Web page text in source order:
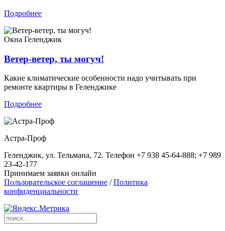
Подробнее
Окна Геленджик
Ветер-ветер, ты могуч!
Какие климатические особенности надо учитывать при
ремонте квартиры в Геленджике
Подробнее
Астра-Проф
Геленджик, ул. Тельмана, 72. Телефон +7 938 45-64-888; +7 989
23-42-177
Принимаем заявки онлайн
Пользовательское соглашение /Политика
конфиденциальности